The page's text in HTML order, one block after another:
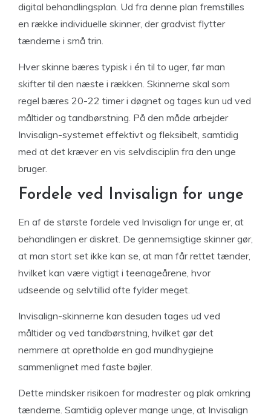
digital behandlingsplan. Ud fra denne plan fremstilles
en række individuelle skinner, der gradvist flytter
tænderne i små trin.
Hver skinne bæres typisk i én til to uger, før man
skifter til den næste i rækken. Skinnerne skal som
regel bæres 20-22 timer i døgnet og tages kun ud ved
måltider og tandbørstning. På den måde arbejder
Invisalign-systemet effektivt og fleksibelt, samtidig
med at det kræver en vis selvdisciplin fra den unge
bruger.
Fordele ved Invisalign for unge
En af de største fordele ved Invisalign for unge er, at
behandlingen er diskret. De gennemsigtige skinner gør,
at man stort set ikke kan se, at man får rettet tænder,
hvilket kan være vigtigt i teenageårene, hvor
udseende og selvtillid ofte fylder meget.
Invisalign-skinnerne kan desuden tages ud ved
måltider og ved tandbørstning, hvilket gør det
nemmere at opretholde en god mundhygiejne
sammenlignet med faste bøjler.
Dette mindsker risikoen for madrester og plak omkring
tænderne. Samtidig oplever mange unge, at Invisalign